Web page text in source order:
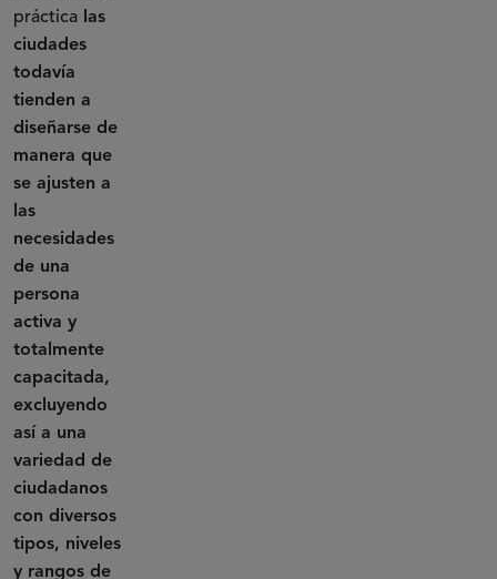
práctica las
ciudades
todavía
tienden a
diseñarse de
manera que
se ajusten a
las
necesidades
de una
persona
activa y
totalmente
capacitada,
excluyendo
así a una
variedad de
ciudadanos
con diversos
tipos, niveles
y rangos de